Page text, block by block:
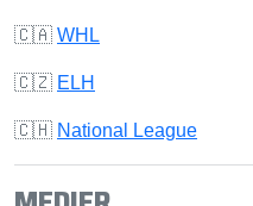
🇨🇦 WHL
🇨🇿 ELH
🇨🇭 National League